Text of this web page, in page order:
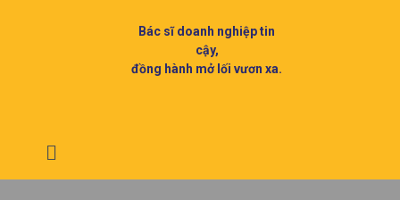
Bác sĩ doanh nghiệp tin
cậy,
đồng hành mở lối vươn xa.